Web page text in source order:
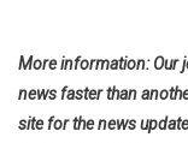
More information: Our
news faster than
site for the news